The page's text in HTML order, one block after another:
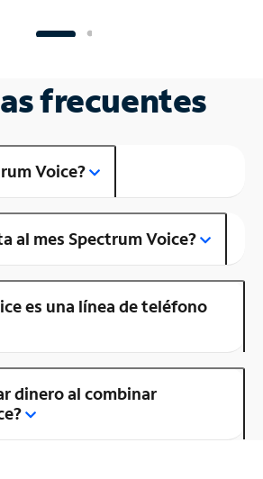
frecuentes
Voice?
al mes Spectrum Voice?
es una línea de teléfono
dinero al combinar